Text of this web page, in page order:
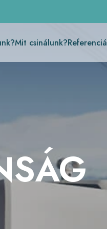
Mit csinálunk?